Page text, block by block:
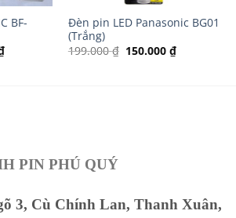
BF-
Giá
hiện
Đèn pin LED Panasonic BG01
(Trắng)
199.000₫ Giá
gốc
150.000 ₫Giá
hiện
PIN PHÚ QUÝ
3, Cù Chính Lan, Thanh Xuân,